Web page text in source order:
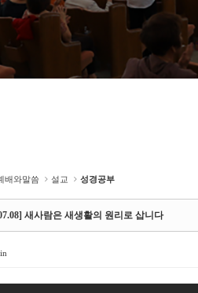
배와말씀 설교 성경공부
새사람은 새생활의 원리로 삽니다